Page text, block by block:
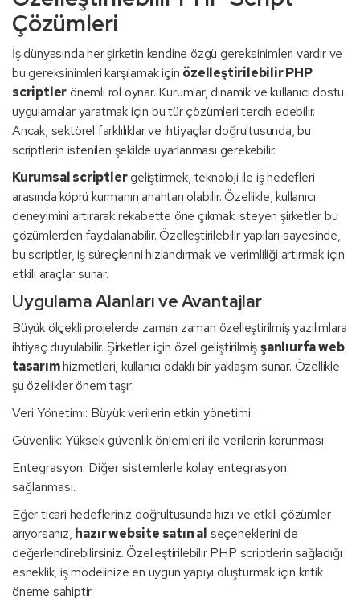
Çözümleri
İş dünyasında her şirketin kendine özgü gereksinimleri vardır ve
bu gereksinimleri karşılamak için özelleştirilebilir PHP
scriptlerönemli rol oynar. Kurumlar, dinamik ve kullanıcı dostu
uygulamalar yaratmak için bu tür çözümleri tercih edebilir.
Ancak, sektörel farklılıklar ve ihtiyaçlar doğrultusunda, bu
scriptlerin istenilen şekilde uyarlanması gerekebilir.
Kurumsal scriptlergeliştirmek, teknoloji ile iş hedefleri
arasında köprü kurmanın anahtarı olabilir. Özellikle, kullanıcı
deneyimini artırarak rekabette öne çıkmak isteyen şirketler bu
çözümlerden faydalanabilir. Özelleştirilebilir yapıları sayesinde,
bu scriptler, iş süreçlerini hızlandırmak ve verimliliği artırmak için
etkili araçlar sunar.
Uygulama Alanları ve Avantajlar
Büyük ölçekli projelerde zaman zaman özelleştirilmiş yazılımlara
ihtiyaç duyulabilir. Şirketler için özel geliştirilmişşanlıurfa web
tasarımhizmetleri, kullanıcı odaklı bir yaklaşım sunar. Özellikle
şu özellikler önem taşır:
Veri Yönetimi: Büyük verilerin etkin yönetimi.
Güvenlik: Yüksek güvenlik önlemleri ile verilerin korunması.
Entegrasyon: Diğer sistemlerle kolay entegrasyon
sağlanması.
Eğer ticari hedefleriniz doğrultusunda hızlı ve etkili çözümler
arıyorsanız, hazır website satın al seçeneklerini de
değerlendirebilirsiniz. Özelleştirilebilir PHP scriptlerin sağladığı
esneklik, iş modelinize en uygun yapıyı oluşturmak için kritik
öneme sahiptir.